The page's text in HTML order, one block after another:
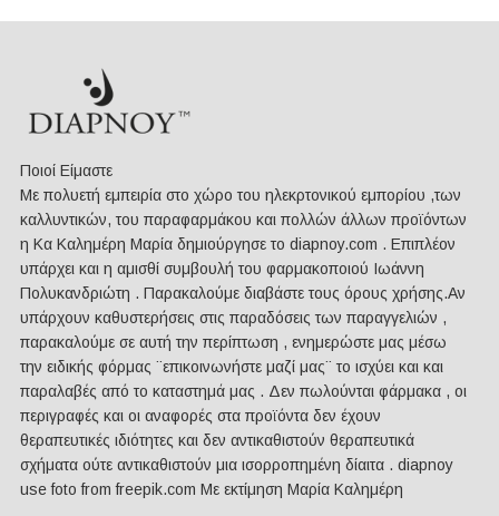
Ποιοί Είμαστε
Mε πολυετή εμπειρία στο χώρο του ηλεκρτονικού εμπορίου ,των
καλλυντικών, του παραφαρμάκου και πολλών άλλων προϊόντων
η Κα Καλημέρη Μαρία δημιούργησε το diapnoy.com . Επιπλέον
υπάρχει και η αμισθί συμβουλή του φαρμακοποιού Ιωάννη
Πολυκανδριώτη . Παρακαλούμε διαβάστε τους όρους χρήσης.Αν
υπάρχουν καθυστερήσεις στις παραδόσεις των παραγγελιών ,
παρακαλούμε σε αυτή την περίπτωση , ενημερώστε μας μέσω
την ειδικής φόρμας ¨επικοινωνήστε μαζί μας¨ το ισχύει και και
παραλαβές από το καταστημά μας . Δεν πωλούνται φάρμακα , οι
περιγραφές και οι αναφορές στα προϊόντα δεν έχουν
θεραπευτικές ιδιότητες και δεν αντικαθιστούν θεραπευτικά
σχήματα ούτε αντικαθιστούν μια ισορροπημένη δίαιτα . diapnoy
use foto from freepik.com Με εκτίμηση Μαρία Καλημέρη